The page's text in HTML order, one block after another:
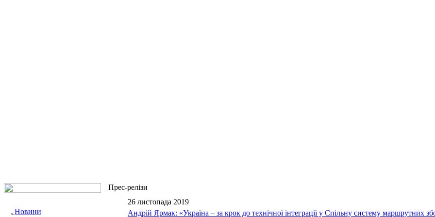
Новини
Прес-релізи
26 листопада 2019
Андрій Ярмак: «Україна – за крок до технічної інтеграції у Спільну систему маршрутних